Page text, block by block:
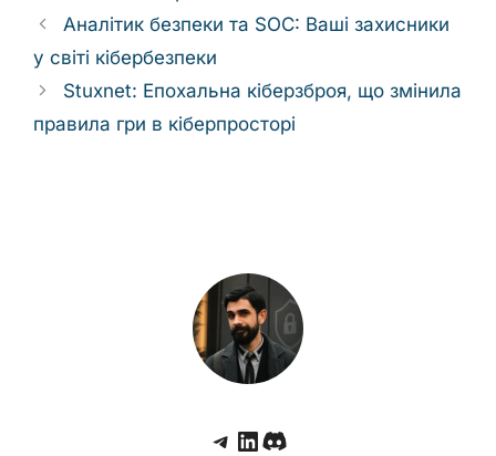
Аналітик безпеки та SOC: Ваші захисники
у світі кібербезпеки
Stuxnet: Епохальна кіберзброя, що змінила
правила гри в кіберпросторі
Telegram
LinkedIn
Discord